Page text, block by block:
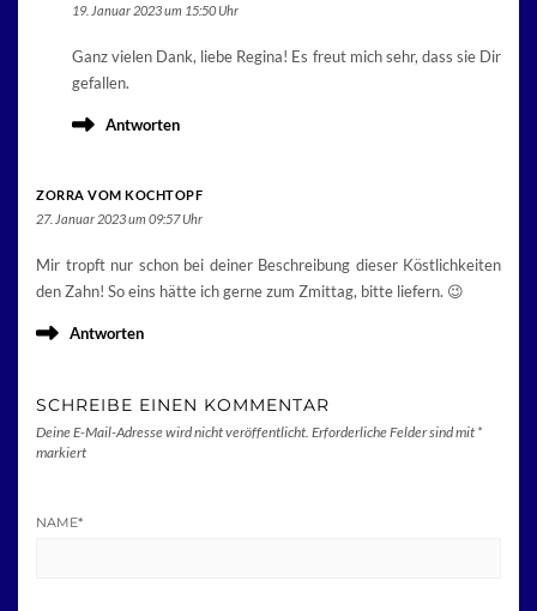
19. Januar 2023 um 15:50 Uhr
Ganz vielen Dank, liebe Regina! Es freut mich sehr, dass sie Dir
gefallen.
Antworten
ZORRA VOM KOCHTOPF
27. Januar 2023 um 09:57 Uhr
Mir tropft nur schon bei deiner Beschreibung dieser Köstlichkeiten
den Zahn! So eins hätte ich gerne zum Zmittag, bitte liefern. 😉
Antworten
SCHREIBE EINEN KOMMENTAR
Deine E-Mail-Adresse wird nicht veröffentlicht. Erforderliche Felder sind mit *
markiert
NAME*